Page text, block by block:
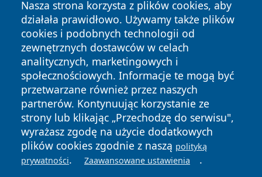
Nasza strona korzysta z plików cookies, aby
działała prawidłowo. Używamy także plików
cookies i podobnych technologii od
zewnętrznych dostawców w celach
analitycznych, marketingowych i
społecznościowych. Informacje te mogą być
przetwarzane również przez naszych
partnerów. Kontynuując korzystanie ze
strony lub klikając „Przechodzę do serwisu",
wyrażasz zgodę na użycie dodatkowych
plików cookies zgodnie z naszą polityką
prywatności. Zaawansowane ustawienia .
Copyright © 2026 oswieciminfo.pl Wszystkie prawa
zastrzeżone.
News Autorzy
Polityka
Prywatności
Polityka
Cookies